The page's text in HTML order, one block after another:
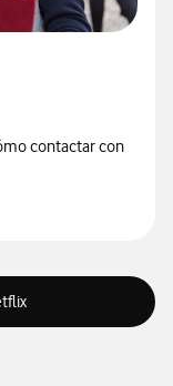
contactar con